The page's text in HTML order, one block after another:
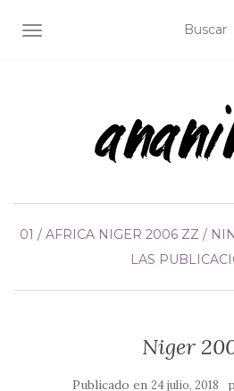
ALTERNAR NAVEGACIÓN
01 / AFRICA NIGER 2006 ZZ /
LAS
Niger
Publicado en 24 julio, 2018